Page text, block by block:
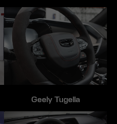
Geely Tugella